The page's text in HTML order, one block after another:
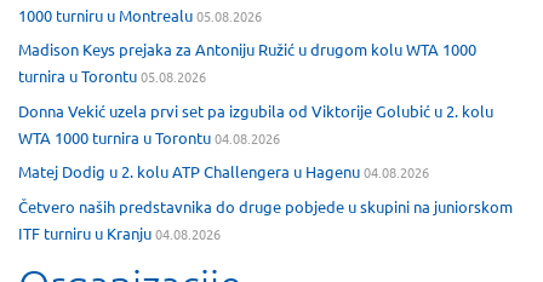
1000 turniru u Montrealu05.08.2026
Madison Keys prejaka za Antoniju Ružić u drugom kolu WTA 1000
turnira u Torontu05.08.2026
Donna Vekić uzela prvi set pa izgubila od Viktorije Golubić u 2. kolu
WTA 1000 turnira u Torontu04.08.2026
Matej Dodig u 2. kolu ATP Challengera u Hagenu04.08.2026
Četvero naših predstavnika do druge pobjede u skupini na juniorskom
ITF turniru u Kranju04.08.2026